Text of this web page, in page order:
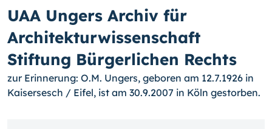
UAA Ungers Archiv für
Architekturwissenschaft
Stiftung Bürgerlichen Rechts
zur Erinnerung: O.M. Ungers, geboren am 12.7.1926 in
Kaisersesch / Eifel, ist am 30.9.2007 in Köln gestorben.